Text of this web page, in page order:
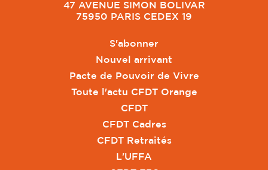
47 AVENUE SIMON BOLIVAR
75950 PARIS CEDEX 19
S'abonner
Nouvel arrivant
Pacte de Pouvoir de Vivre
Toute l'actu CFDT Orange
CFDT
CFDT Cadres
CFDT Retraités
L'UFFA